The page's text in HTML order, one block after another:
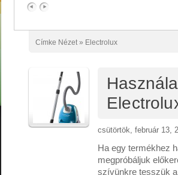
Címke Nézet » Electrolux
csütörtök, február 13,
Ha egy termékhez
megpróbáljuk
szívünkre tesszük